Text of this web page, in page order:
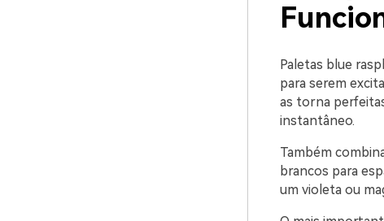
Paletas blue
para serem
as torna
instantâneo.
Também
brancos para
um violeta ou